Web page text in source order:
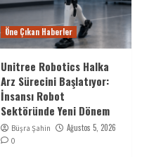
Öne Çıkan Haberler
Unitree Robotics Halka
Arz Sürecini Başlatıyor:
İnsansı Robot
Sektöründe Yeni Dönem
Büşra Şahin Ağustos 5, 2026
0